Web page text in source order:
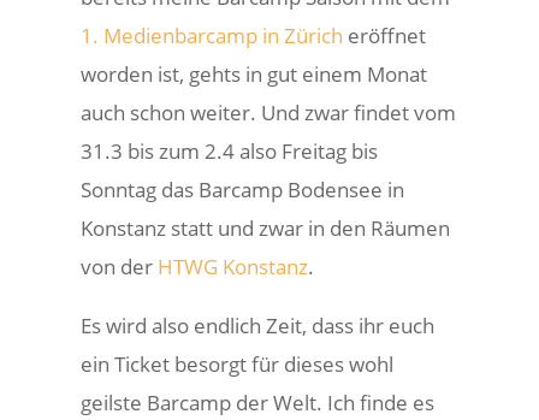
1. Medienbarcamp in Zürich eröffnet
worden ist, gehts in gut einem Monat
auch schon weiter. Und zwar findet vom
31.3 bis zum 2.4 also Freitag bis
Sonntag das Barcamp Bodensee in
Konstanz statt und zwar in den Räumen
von der HTWG Konstanz.
Es wird also endlich Zeit, dass ihr euch
ein Ticket besorgt für dieses wohl
geilste Barcamp der Welt. Ich finde es